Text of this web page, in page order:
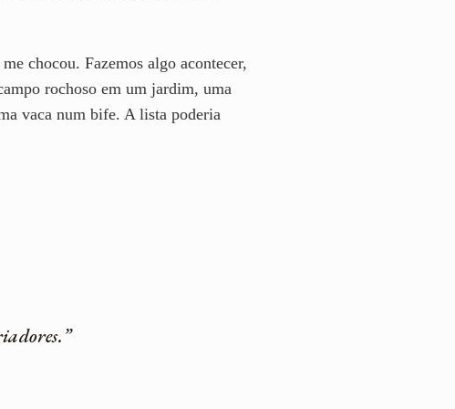
chocou. Fazemos algo acontecer,
rochoso em um jardim, uma
vaca num bife. A lista poderia